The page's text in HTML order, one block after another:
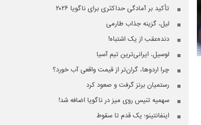
تأکید بر آمادگی حداکثری برای ناگویا ۲۰۲۶
لیل، گزینه جذاب طارمی
دنده‌عقب از یک اشتباه!
لوسیل، ایرانی‌ترین تیم آسیا
چرا اردوها، گران‌تر از قیمت واقعی آب خورد؟
رستمیان برنز گرفت و صعود کرد
سهمیه تنیس روی میز در ناگویا اضافه شد!
اینفانتینو؛ یک قدم تا سقوط